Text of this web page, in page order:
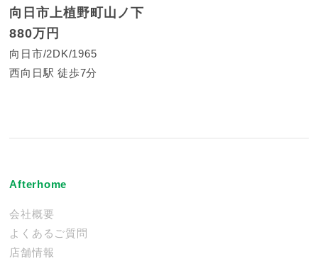
向日市上植野町山ノ下
880万円
向日市 2DK 1965
西向日駅 徒歩7分
Afterhome
会社概要
よくあるご質問
店舗情報